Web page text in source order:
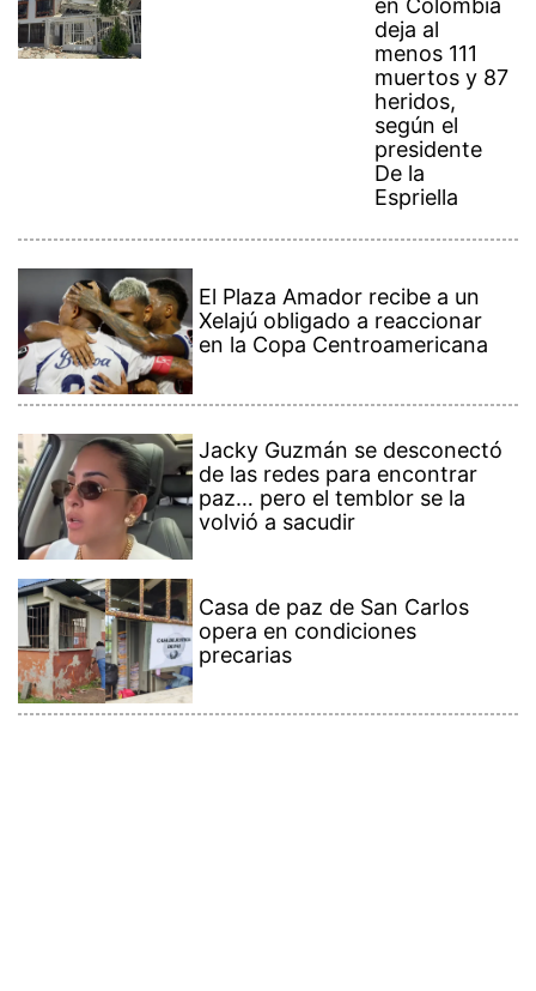
en Colombia
deja al
menos 111
muertos y 87
heridos,
según el
presidente
De la
Espriella
El Plaza Amador recibe a un
Xelajú obligado a reaccionar
en la Copa Centroamericana
Jacky Guzmán se desconectó
de las redes para encontrar
paz… pero el temblor se la
volvió a sacudir
Casa de paz de San Carlos
opera en condiciones
precarias